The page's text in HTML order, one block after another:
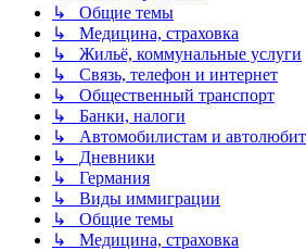
↳ Общие темы
↳ Медицина, страховка
↳ Жильё, коммунальные услуги
↳ Связь, телефон и интернет
↳ Общественный транспорт
↳ Банки, налоги
↳ Автомобилистам и
↳ Дневники
↳ Германия
↳ Виды иммиграции
↳ Общие темы
↳ Медицина, страховка